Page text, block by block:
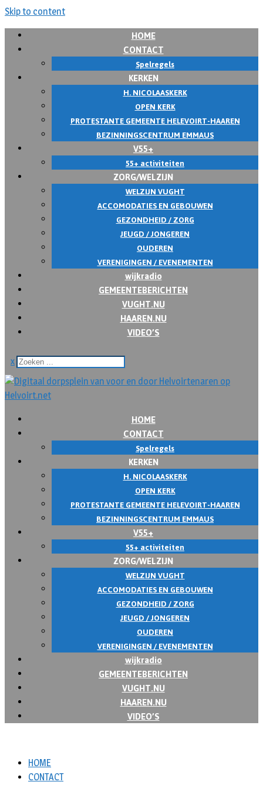
Skip to content
HOME
CONTACT
Spelregels
KERKEN
H. NICOLAASKERK
OPEN KERK
PROTESTANTE GEMEENTE HELEVOIRT-HAAREN
BEZINNINGSCENTRUM EMMAUS
V55+
55+ activiteiten
ZORG/WELZIJN
WELZIJN VUGHT
ACCOMODATIES EN GEBOUWEN
GEZONDHEID / ZORG
JEUGD / JONGEREN
OUDEREN
VERENIGINGEN / EVENEMENTEN
wijkradio
GEMEENTEBERICHTEN
VUGHT.NU
HAAREN.NU
VIDEO’S
x
HOME
CONTACT
Spelregels
KERKEN
H. NICOLAASKERK
OPEN KERK
PROTESTANTE GEMEENTE HELEVOIRT-HAAREN
BEZINNINGSCENTRUM EMMAUS
V55+
55+ activiteiten
ZORG/WELZIJN
WELZIJN VUGHT
ACCOMODATIES EN GEBOUWEN
GEZONDHEID / ZORG
JEUGD / JONGEREN
OUDEREN
VERENIGINGEN / EVENEMENTEN
wijkradio
GEMEENTEBERICHTEN
VUGHT.NU
HAAREN.NU
VIDEO’S
HOME
CONTACT